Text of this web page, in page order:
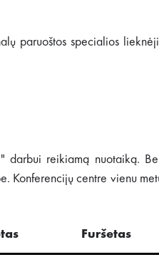
paruoštos specialios
darbui reikiamą nuotaiką.
Konferencijų centre vienu
Furšetas